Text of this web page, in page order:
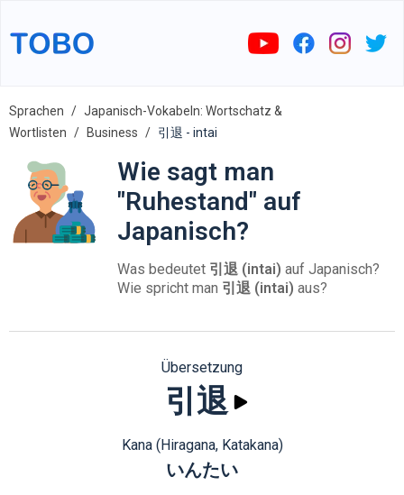
Sprachen
Japanisch-Vokabeln: Wortschatz &
Wortlisten
Business 引退 - intai
Wie sagt man
"Ruhestand" auf
Japanisch?
Was bedeutet 引退 (intai) auf Japanisch?
Wie spricht man 引退 (intai) aus?
Übersetzung
引退
Kana (Hiragana, Katakana)
いんたい